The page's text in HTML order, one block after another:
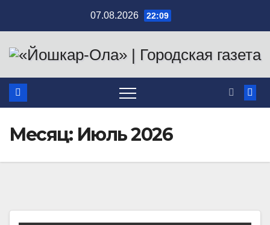
содержимому
07.08.2026 22:09
Месяц: Июль 2026